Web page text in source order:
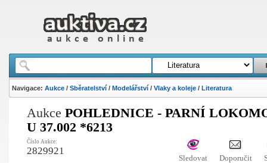
Navigace: Aukce/ Sběratelství/ Modelářství/ Vlaky a koleje/ Literatura
Aukce POHLEDNICE - PARNÍ
U 37.002 *6213
Číslo Aukce:
2829921
Sledovat Doporučit